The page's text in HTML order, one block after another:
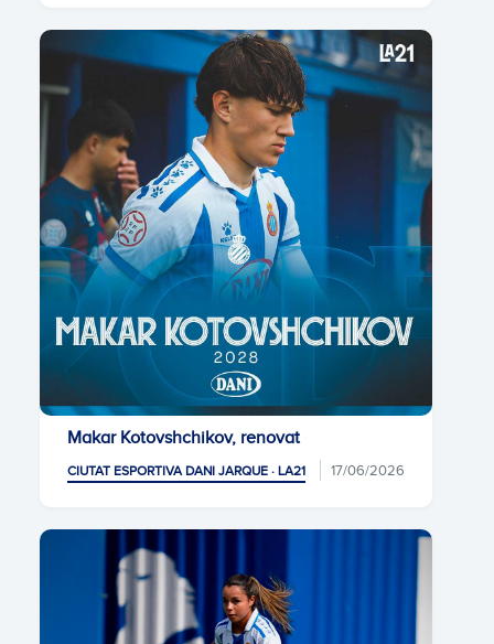
Makar Kotovshchikov, renovat
CIUTAT ESPORTIVA DANI JARQUE · LA21 17/06/2026